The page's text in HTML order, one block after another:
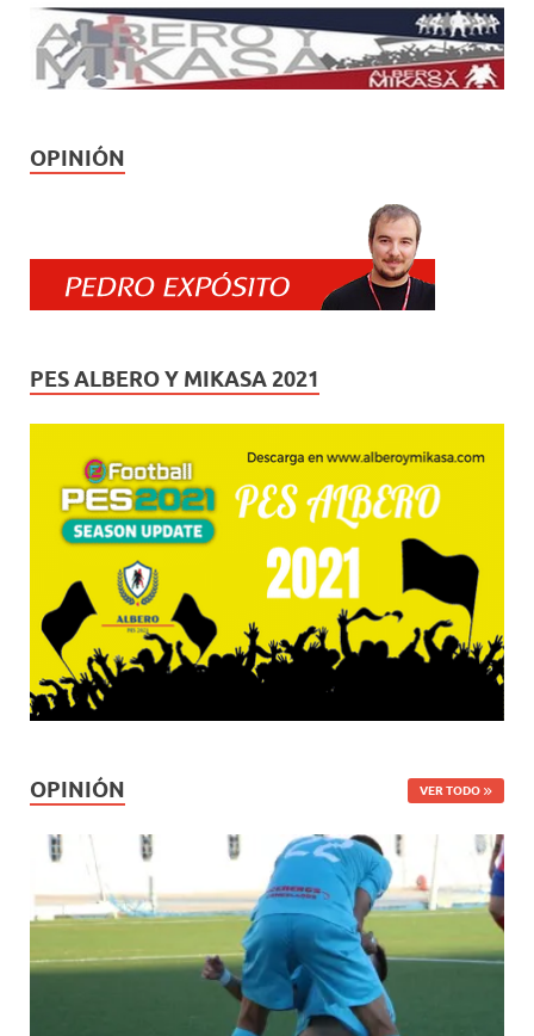
OPINIÓN
PES ALBERO Y MIKASA 2021
OPINIÓN VER TODO